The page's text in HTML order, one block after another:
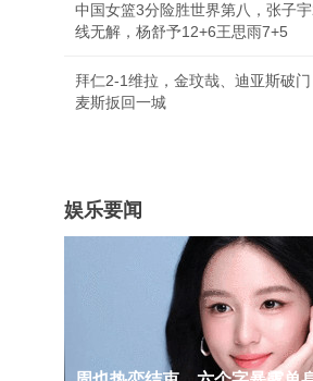
中国女篮3分险胜世界第八，张子
线无解，杨舒予12+6王思雨7+5
拜仁2-1维拉，金玟哉、迪亚斯破
麦斯扳回一城
娱乐要闻